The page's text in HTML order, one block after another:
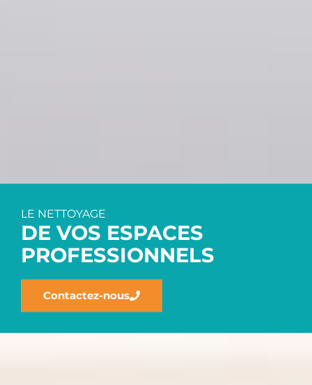
LE NETTOYAGE
DE VOS ESPACES
PROFESSIONNELS
Contactez-nous